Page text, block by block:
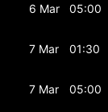
6 Mar 05:00
7 Mar 01:30
7 Mar 05:00